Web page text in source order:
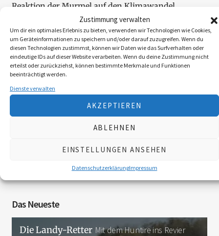
Zustimmung verwalten
Um dir ein optimales Erlebnis zu bieten, verwenden wir Technologien wie Cookies,
um Geräteinformationen zu speichern und/oder darauf zuzugreifen. Wenn du
diesen Technologien zustimmst, können wir Daten wie das Surfverhalten oder
eindeutige IDs auf dieser Website verarbeiten. Wenn du deine Zustimmung nicht
erteilst oder zurückziehst, können bestimmte Merkmale und Funktionen
beeinträchtigt werden.
Dienste verwalten
AKZEPTIEREN
ABLEHNEN
EINSTELLUNGEN ANSEHEN
DatenschutzerklärungImpressum
Reaktion der Murmel auf den Klimawandel
Faszination Blattjagd
Wildzählung aus der Luft
Das Neueste
Die Landy-Retter Mit dem Huntire ins Revier